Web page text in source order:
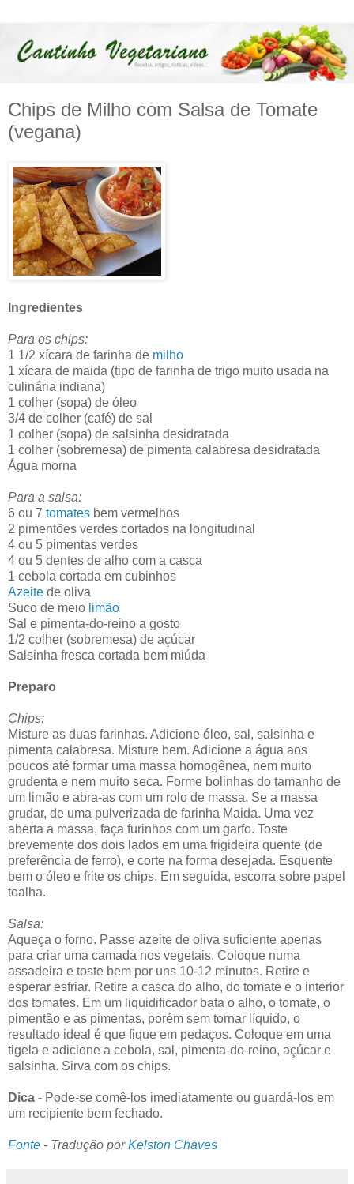
Chips de Milho com Salsa de Tomate
(vegana)
Ingredientes
Para os chips:
1 1/2 xícara de farinha de milho
1 xícara de maida (tipo de farinha de trigo muito usada na
culinária indiana)
1 colher (sopa) de óleo
3/4 de colher (café) de sal
1 colher (sopa) de salsinha desidratada
1 colher (sobremesa) de pimenta calabresa desidratada
Água morna
Para a salsa:
6 ou 7 tomates bem vermelhos
2 pimentões verdes cortados na longitudinal
4 ou 5 pimentas verdes
4 ou 5 dentes de alho com a casca
1 cebola cortada em cubinhos
Azeite de oliva
Suco de meio limão
Sal e pimenta-do-reino a gosto
1/2 colher (sobremesa) de açúcar
Salsinha fresca cortada bem miúda
Preparo
Chips:
Misture as duas farinhas. Adicione óleo, sal, salsinha e
pimenta calabresa. Misture bem. Adicione a água aos
poucos até formar uma massa homogênea, nem muito
grudenta e nem muito seca. Forme bolinhas do tamanho de
um limão e abra-as com um rolo de massa. Se a massa
grudar, de uma pulverizada de farinha Maida. Uma vez
aberta a massa, faça furinhos com um garfo. Toste
brevemente dos dois lados em uma frigideira quente (de
preferência de ferro), e corte na forma desejada. Esquente
bem o óleo e frite os chips. Em seguida, escorra sobre papel
toalha.
Salsa:
Aqueça o forno. Passe azeite de oliva suficiente apenas
para criar uma camada nos vegetais. Coloque numa
assadeira e toste bem por uns 10-12 minutos. Retire e
esperar esfriar. Retire a casca do alho, do tomate e o interior
dos tomates. Em um liquidificador bata o alho, o tomate, o
pimentão e as pimentas, porém sem tornar líquido, o
resultado ideal é que fique em pedaços. Coloque em uma
tigela e adicione a cebola, sal, pimenta-do-reino, açúcar e
salsinha. Sirva com os chips.
Dica - Pode-se comê-los imediatamente ou guardá-los em
um recipiente bem fechado.
Fonte - Tradução porKelston Chaves